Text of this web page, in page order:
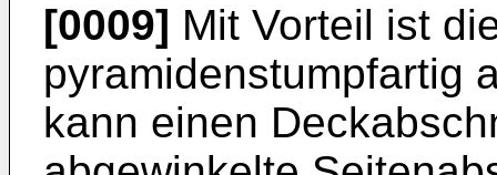
[0009] Mit Vorteil ist
pyramidenstumpfartig
kann einen